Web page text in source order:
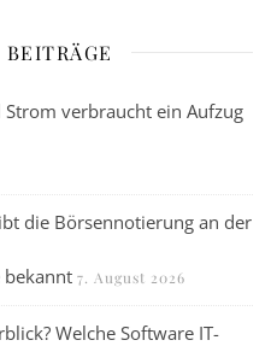
verbraucht ein Aufzug
die Börsennotierung an der
7. August 2026
Welche Software IT-